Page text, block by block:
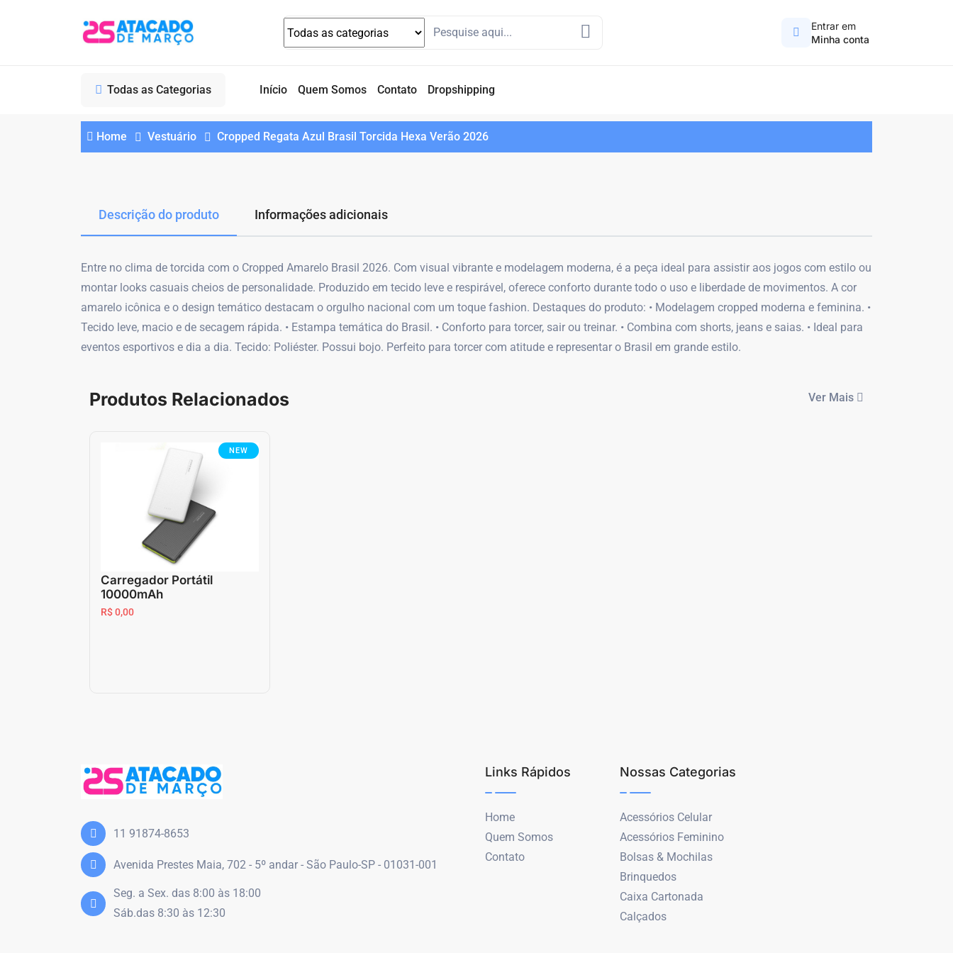
Entrar em
Minha conta
Todas as Categorias Início Quem Somos Contato Dropshipping
Home Vestuário Cropped Regata Azul Brasil Torcida Hexa Verão 2026
Descrição do produto Informações adicionais
Entre no clima de torcida com o Cropped Amarelo Brasil 2026. Com visual vibrante e modelagem moderna, é a peça ideal para assistir aos jogos com estilo ou
montar looks casuais cheios de personalidade. Produzido em tecido leve e respirável, oferece conforto durante todo o uso e liberdade de movimentos. A cor
amarelo icônica e o design temático destacam o orgulho nacional com um toque fashion. Destaques do produto: • Modelagem cropped moderna e feminina. •
Tecido leve, macio e de secagem rápida. • Estampa temática do Brasil. • Conforto para torcer, sair ou treinar. • Combina com shorts, jeans e saias. • Ideal para
eventos esportivos e dia a dia. Tecido: Poliéster. Possui bojo. Perfeito para torcer com atitude e representar o Brasil em grande estilo.
Produtos Relacionados Ver Mais
NEW
Carregador Portátil
10000mAh
R$ 0,00
11 91874-8653
Avenida Prestes Maia, 702 - 5º andar - São Paulo-SP - 01031-001
Seg. a Sex. das 8:00 às 18:00
Sáb.das 8:30 às 12:30
Links Rápidos
Home
Quem Somos
Contato
Nossas Categorias
Acessórios Celular
Acessórios Feminino
Bolsas & Mochilas
Brinquedos
Caixa Cartonada
Calçados